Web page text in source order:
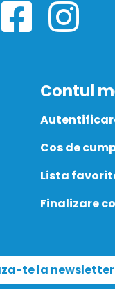
Contul
Cos de
Lista
Finalizare
te la newsletter